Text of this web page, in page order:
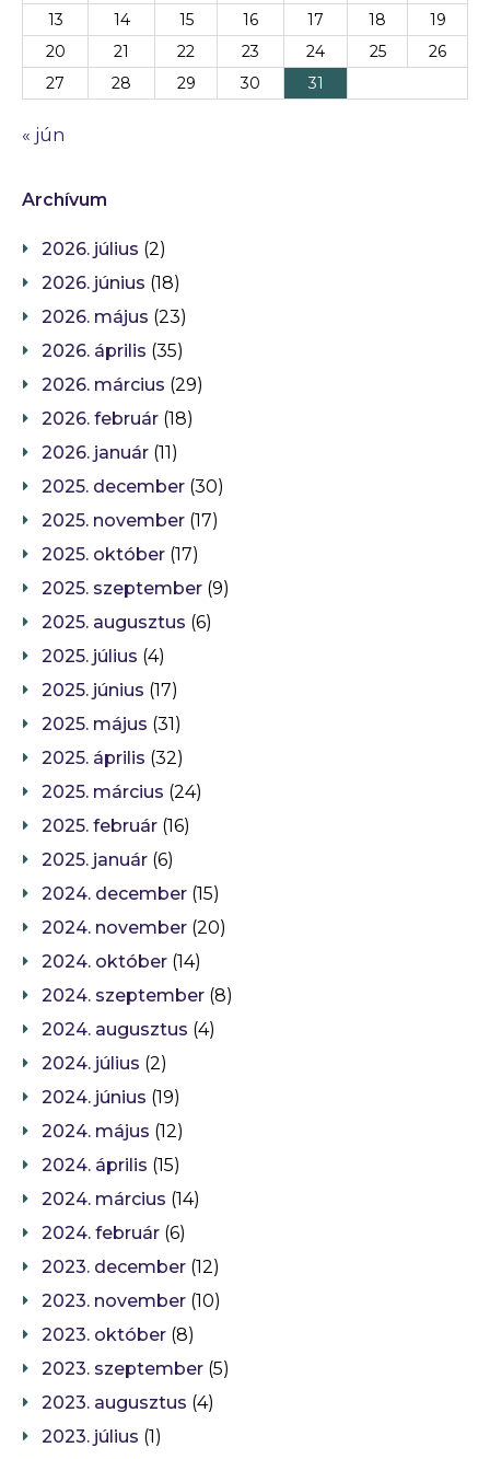
13 14 15 16 17 18
19
20
21 22 23 24 25
26
27
28 29 30 31
« jún
Archívum
2026. július (2)
2026. június (18)
2026. május (23)
2026. április (35)
2026. március (29)
2026. február (18)
2026. január (11)
2025. december (30)
2025. november (17)
2025. október (17)
2025. szeptember (9)
2025. augusztus (6)
2025. július (4)
2025. június (17)
2025. május (31)
2025. április (32)
2025. március (24)
2025. február (16)
2025. január (6)
2024. december (15)
2024. november (20)
2024. október (14)
2024. szeptember (8)
2024. augusztus (4)
2024. július (2)
2024. június (19)
2024. május (12)
2024. április (15)
2024. március (14)
2024. február (6)
2023. december (12)
2023. november (10)
2023. október (8)
2023. szeptember (5)
2023. augusztus (4)
2023. július (1)